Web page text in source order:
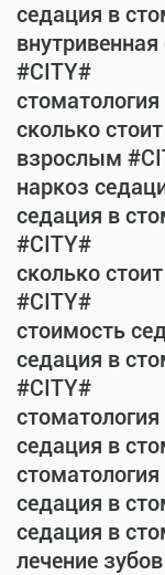
седация в
#CITY#
сколько
взрослым
наркоз
седация в
#CITY#
сколько
#CITY#
стоимость
седация в
#CITY#
седация в
седация в
седация в
лечение